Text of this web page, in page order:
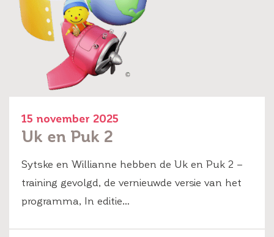
15 november 2025
Uk en Puk 2
Sytske en Willianne hebben de Uk en Puk 2 –
training gevolgd, de vernieuwde versie van het
programma, In editie…